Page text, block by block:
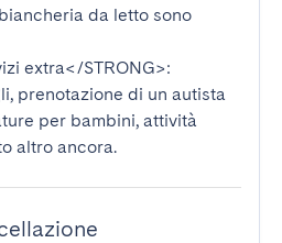
da letto sono
extra</STRONG>:
prenotazione di un autista
per bambini, attività
altro ancora.